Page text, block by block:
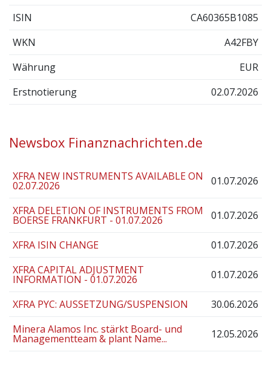
ISIN
CA60365B1085
WKN
A42FBY
Währung
EUR
Erstnotierung
02.07.2026
Newsbox Finanznachrichten.de
XFRA NEW INSTRUMENTS AVAILABLE ON
02.07.2026 01.07.2026
XFRA DELETION OF INSTRUMENTS FROM
BOERSE FRANKFURT - 01.07.2026 01.07.2026
XFRA ISIN CHANGE
01.07.2026
XFRA CAPITAL ADJUSTMENT
INFORMATION - 01.07.2026 01.07.2026
XFRA PYC: AUSSETZUNG/SUSPENSION
30.06.2026
Minera Alamos Inc. stärkt Board- und
Managementteam & plant Name... 12.05.2026